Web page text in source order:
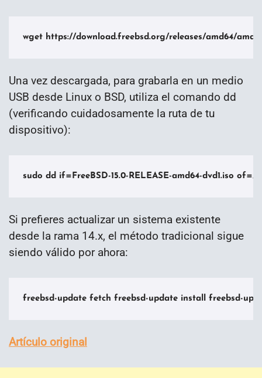
wget https://download.freebsd.org/releases/amd64/
Una vez descargada, para grabarla en un medio
USB desde Linux o BSD, utiliza el comando dd
(verificando cuidadosamente la ruta de tu
dispositivo):
sudo dd if=FreeBSD-15.0-RELEASE-amd64-dvd1.iso
Si prefieres actualizar un sistema existente
desde la rama 14.x, el método tradicional sigue
siendo válido por ahora:
freebsd-update fetch freebsd-update install freebsd-
Artículo original